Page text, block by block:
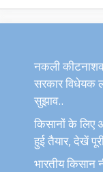
नकली
सरकार विधेयक
सुझाव..
किसानों के लिए
हुई तैयार, देखें
भारतीय